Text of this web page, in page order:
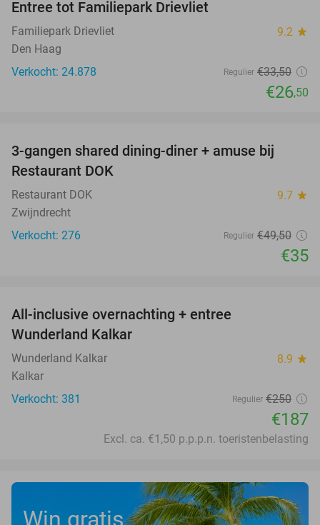
Entree tot Familiepark Drievliet
Familiepark Drievliet 9.2 star
Den Haag
Verkocht: 24.878
Regulier €33,50
€26,50
3-gangen shared dining-diner + amuse bij
Restaurant DOK
Restaurant DOK 9.7 star
Zwijndrecht
Verkocht: 276
Regulier €49,50
€35
All-inclusive overnachting + entree
Wunderland Kalkar
Wunderland Kalkar 8.9 star
Kalkar
Verkocht: 381
Regulier €250
€187
Excl. ca. €1,50 p.p.p.n. toeristenbelasting
Win gratis